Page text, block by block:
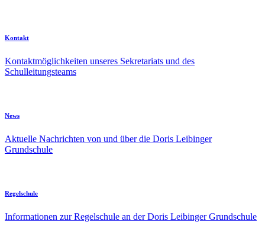
Kontakt
Kontaktmöglichkeiten unseres Sekretariats und des
Schulleitungsteams
News
Aktuelle Nachrichten von und über die Doris Leibinger
Grundschule
Regelschule
Informationen zur Regelschule an der Doris Leibinger Grundschule